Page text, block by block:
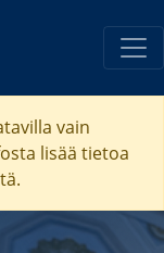
vain
lisää tietoa